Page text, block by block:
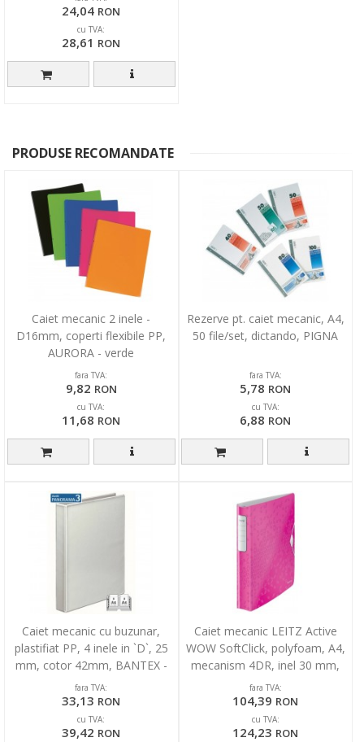
24,04 RON
cu TVA:
28,61 RON
PRODUSE RECOMANDATE
Caiet mecanic 2 inele -
D16mm, coperti flexibile PP,
AURORA - verde
fara TVA:
9,82 RON
cu TVA:
11,68 RON
Rezerve pt. caiet mecanic, A4,
50 file/set, dictando, PIGNA
fara TVA:
5,78 RON
cu TVA:
6,88 RON
Caiet mecanic cu buzunar,
plastifiat PP, 4 inele in `D`, 25
mm, cotor 42mm, BANTEX -
alb
fara TVA:
33,13 RON
cu TVA:
39,42 RON
Caiet mecanic LEITZ Active
WOW SoftClick, polyfoam, A4,
mecanism 4DR, inel 30 mm,
roz
fara TVA:
104,39 RON
cu TVA:
124,23 RON